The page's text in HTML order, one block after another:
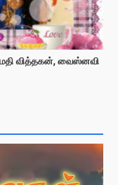
வித்தகன், வைஸ்னவி